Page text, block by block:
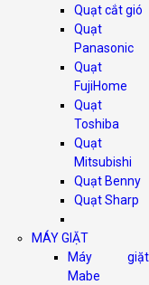
Quạt cắt gió
Quạt
Panasonic
Quạt
FujiHome
Quạt
Toshiba
Quạt
Mitsubishi
Quạt Benny
Quạt Sharp
MÁY GIẶT
Máy giặt
Mabe